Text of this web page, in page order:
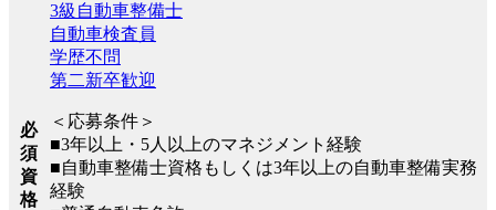
必
須
資
格
3級自動車整備士
自動車検査員
学歴不問
第二新卒歓迎
＜応募条件＞
■3年以上・5人以上のマネジメント経験
■自動車整備士資格もしくは3年以上の自動車整備実務
経験